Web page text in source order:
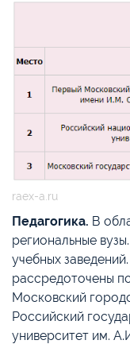
raex-a.ru
Педагогика. В
региональные
учебных
рассредоточены
Московский
Российский
университет им.